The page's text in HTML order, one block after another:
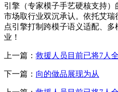
引擎（专家模子手艺硬核支持
市场取行业双沉承认。依托艾
点引擎打制跨模子语义适配、
业！
上一篇： 救援人员目前已将7人
下一篇： 向的做品展现为从